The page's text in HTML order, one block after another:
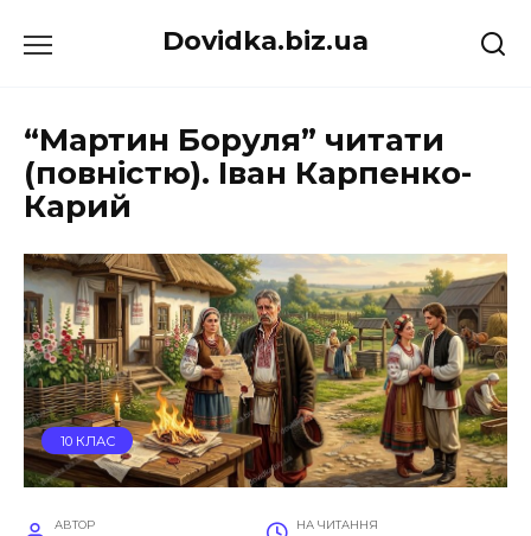
до
Dovidka.biz.ua
“Мартин Боруля” читати
(повністю). Іван Карпенко-
Карий
10 КЛАС
АВТОР НА ЧИТАННЯ